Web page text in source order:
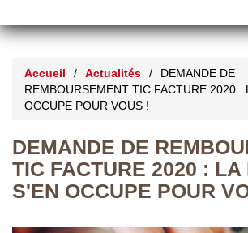
Accueil / Actualités /
DEMANDE DE
REMBOURSEMENT TIC FACTURE 2020 :
OCCUPE POUR VOUS !
DEMANDE DE
TIC FACTURE 2020 : LA
S'EN OCCUPE POUR